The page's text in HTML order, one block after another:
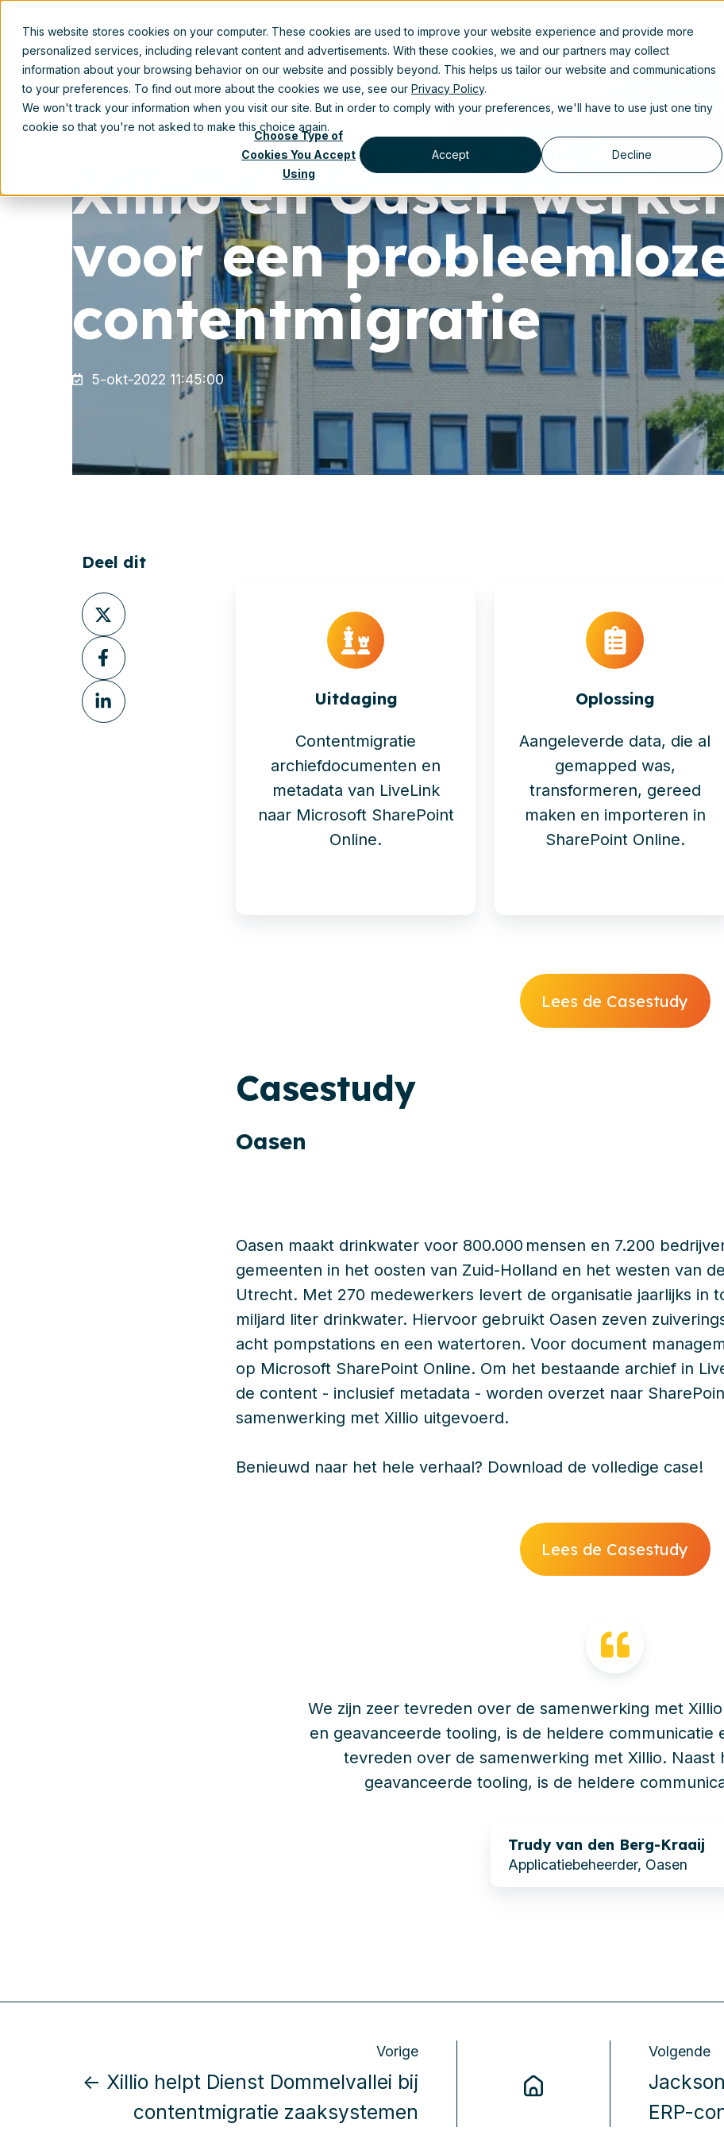
This website stores cookies on your computer. These cookies are used to improve your website experience and provide more
personalized services, including relevant content and advertisements. With these cookies, we and our partners may collect
information about your browsing behavior on our website and possibly beyond. This helps us tailor our website and communications
to your preferences. To find out more about the cookies we use, see our Privacy Policy.
We won't track your information when you visit our site. But in order to comply with your preferences, we'll have to use just one tiny
cookie so that you're not asked to make this choice again.
Choose Type of
Cookies You Accept
Using
Accept Decline
Resources
Xillio en Oasen
voor een
contentmigratie
5-okt-2022 11:45:00
Uitdaging
Contentmigratie
archiefdocumenten en
metadata van LiveLink
naar Microsoft SharePoint
Online.
Oplossing
Aangeleverde data, die al
gemapped was,
transformeren, gereed
maken en importeren in
SharePoint Online.
Lees de Casestudy
Casestudy
Oasen
Oasen maakt drinkwater voor 800.000 mensen en 7.200
gemeenten in het oosten van Zuid-Holland en het westen van
Utrecht. Met 270 medewerkers levert de organisatie jaarlijks in
miljard liter drinkwater. Hiervoor gebruikt Oasen zeven
acht pompstations en een watertoren. Voor document
op Microsoft SharePoint Online. Om het bestaande archief in
de content - inclusief metadata - worden overzet naar
samenwerking met Xillio uitgevoerd.
Benieuwd naar het hele verhaal? Download de volledige case!
Lees de Casestudy
We zijn zeer tevreden over de samenwerking met
en geavanceerde tooling, is de heldere communicatie
tevreden over de samenwerking met Xillio. Naast
geavanceerde tooling, is de heldere
Trudy van den Berg-Kraaij
Applicatiebeheerder, Oasen
Deel dit
Deel
via
X
Deel
via
Facebook
Deel
via
Vorige
← Xillio helpt Dienst Dommelvallei bij
contentmigratie zaaksystemen
Volgende
ERP-